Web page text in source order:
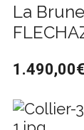
La
1.490,00€